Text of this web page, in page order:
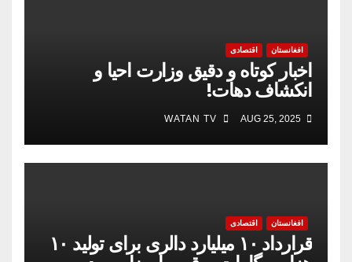
افغانستان اقتصادی
اخبار کوتاه و دقیق وزارت احیا و
انکشاف دهات!
افغانستان اقتصادی
قرارداد ۱۰ میلیارد دالری برای تولید ۱۰